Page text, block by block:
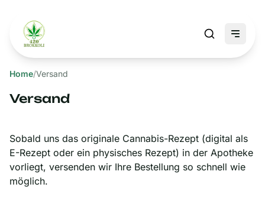
Home/Versand
Versand
Sobald uns das originale Cannabis-Rezept (digital als
E-Rezept oder ein physisches Rezept) in der Apotheke
vorliegt, versenden wir Ihre Bestellung so schnell wie
möglich.